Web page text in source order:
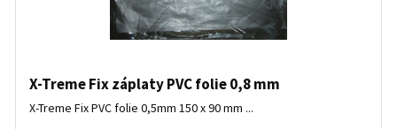
X-Treme Fix záplaty PVC folie 0,8 mm
X-Treme Fix PVC folie 0,5mm 150 x 90 mm ...